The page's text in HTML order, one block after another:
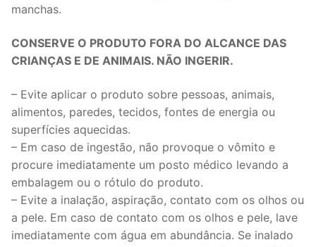
manchas.
CONSERVE O PRODUTO FORA DO ALCANCE DAS
CRIANÇAS E DE ANIMAIS. NÃO INGERIR.
– Evite aplicar o produto sobre pessoas, animais,
alimentos, paredes, tecidos, fontes de energia ou
superfícies aquecidas.
– Em caso de ingestão, não provoque o vômito e
procure imediatamente um posto médico levando a
embalagem ou o rótulo do produto.
– Evite a inalação, aspiração, contato com os olhos ou
a pele. Em caso de contato com os olhos e pele, lave
imediatamente com água em abundância. Se inalado